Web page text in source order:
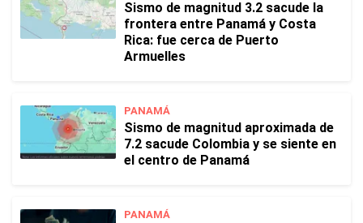
Sismo de magnitud 3.2 sacude la
frontera entre Panamá y Costa
Rica: fue cerca de Puerto
Armuelles
PANAMÁ
Sismo de magnitud aproximada de
7.2 sacude Colombia y se siente en
el centro de Panamá
PANAMÁ